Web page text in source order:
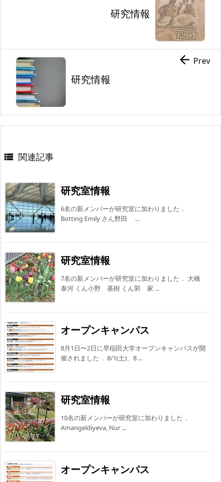
研究情報
研究情報
 Prev
 関連記事
研究室情報
6名の新メンバーが研究室に加わりました．
Botting Emily さん野田 ...
研究室情報
7名の新メンバーが研究室に加わりました． 大橋
泰河 くん小野 基樹 くん郭 家 ...
オープンキャンパス
8月1日〜2日に早稲田大学オープンキャンパスが開
催されました． 8/1(土)、8 ...
研究室情報
10名の新メンバーが研究室に加わりました．
Amangeldiyeva, Nur ...
オープンキャンパス